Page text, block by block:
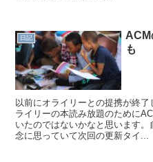
日記
も
以前にオライリーとの提携が終
ライリーの本読み放題のために
いたのではないかなと思います
念に思っていて次回の更新タイ...